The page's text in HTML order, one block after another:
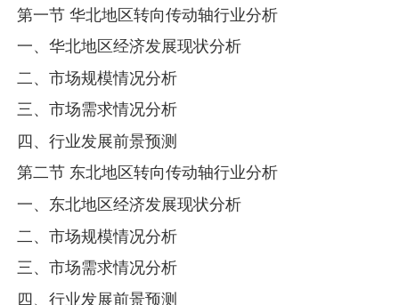
第一节 华北地区转向传动轴行业分析
一、华北地区经济发展现状分析
二、市场规模情况分析
三、市场需求情况分析
四、行业发展前景预测
第二节 东北地区转向传动轴行业分析
一、东北地区经济发展现状分析
二、市场规模情况分析
三、市场需求情况分析
四、行业发展前景预测